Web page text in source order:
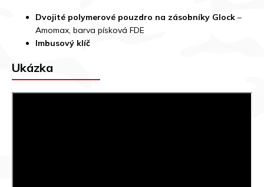
Dvojité polymerové pouzdro na zásobníky Glock –
Amomax, barva písková FDE
Imbusový klíč
Ukázka